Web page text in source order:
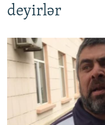
deyirlər